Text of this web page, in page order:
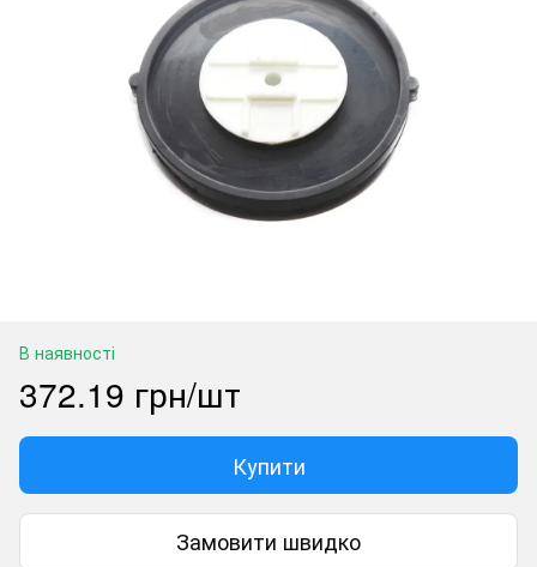
В наявності
372.19 грн/шт
Купити
Замовити швидко